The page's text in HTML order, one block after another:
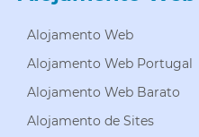
Alojamento Web
Alojamento Web Portugal
Alojamento Web Barato
Alojamento de Sites